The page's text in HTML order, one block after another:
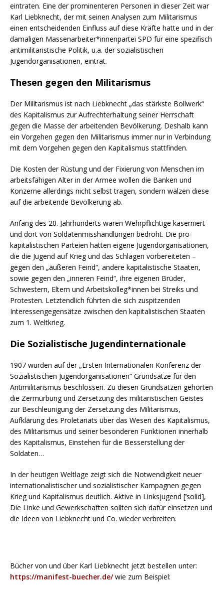
eintraten. Eine der prominenteren Personen in dieser Zeit war
Karl Liebknecht, der mit seinen Analysen zum Militarismus
einen entscheidenden Einfluss auf diese Kräfte hatte und in der
damaligen Massenarbeiter*innenpartei SPD für eine spezifisch
antimilitaristische Politik, u.a. der sozialistischen
Jugendorganisationen, eintrat.
Thesen gegen den Militarismus
Der Militarismus ist nach Liebknecht „das stärkste Bollwerk“
des Kapitalismus zur Aufrechterhaltung seiner Herrschaft
gegen die Masse der arbeitenden Bevölkerung. Deshalb kann
ein Vorgehen gegen den Militarismus immer nur in Verbindung
mit dem Vorgehen gegen den Kapitalismus stattfinden.
Die Kosten der Rüstung und der Fixierung von Menschen im
arbeitsfähigen Alter in der Armee wollen die Banken und
Konzerne allerdings nicht selbst tragen, sondern wälzen diese
auf die arbeitende Bevölkerung ab.
Anfang des 20. Jahrhunderts waren Wehrpflichtige kaserniert
und dort von Soldatenmisshandlungen bedroht. Die pro-
kapitalistischen Parteien hatten eigene Jugendorganisationen,
die die Jugend auf Krieg und das Schlagen vorbereiteten –
gegen den „äußeren Feind“, andere kapitalistische Staaten,
sowie gegen den „inneren Feind“, ihre eigenen Brüder,
Schwestern, Eltern und Arbeitskolleg*innen bei Streiks und
Protesten. Letztendlich führten die sich zuspitzenden
Interessengegensätze zwischen den kapitalistischen Staaten
zum 1. Weltkrieg.
Die Sozialistische Jugendinternationale
1907 wurden auf der „Ersten Internationalen Konferenz der
Sozialistischen Jugendorganisationen“ Grundsätze für den
Antimilitarismus beschlossen. Zu diesen Grundsätzen gehörten
die Zermürbung und Zersetzung des militaristischen Geistes
zur Beschleunigung der Zersetzung des Militarismus,
Aufklärung des Proletariats über das Wesen des Kapitalismus,
des Militarismus und seiner besonderen Funktionen innerhalb
des Kapitalismus, Einstehen für die Besserstellung der
Soldaten…
In der heutigen Weltlage zeigt sich die Notwendigkeit neuer
internationalistischer und sozialistischer Kampagnen gegen
Krieg und Kapitalismus deutlich. Aktive in Linksjugend [‘solid],
Die Linke und Gewerkschaften sollten sich dafür einsetzen und
die Ideen von Liebknecht und Co. wieder verbreiten.
Bücher von und über Karl Liebknecht jetzt bestellen unter:
https://manifest-buecher.de/wie zum Beispiel: